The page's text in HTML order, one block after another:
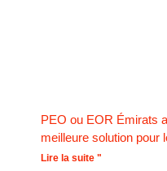
PEO ou EOR Émirats
meilleure solution pour
Lire la suite "